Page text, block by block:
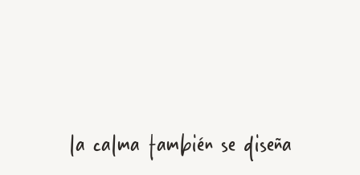
la calma también se diseña